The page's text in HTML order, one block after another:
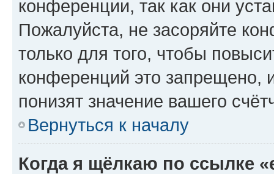
конференции, так как они
Пожалуйста, не засоряйте
только для того, чтобы
конференций это запрещено,
понизят значение вашего
Вернуться к началу
Когда я щёлкаю по ссылке